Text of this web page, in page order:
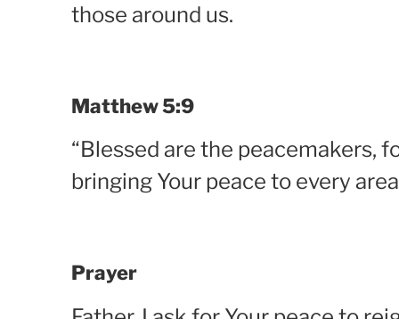
those around us.
Matthew 5:9
“Blessed are the peacemakers,
bringing Your peace to every
Prayer